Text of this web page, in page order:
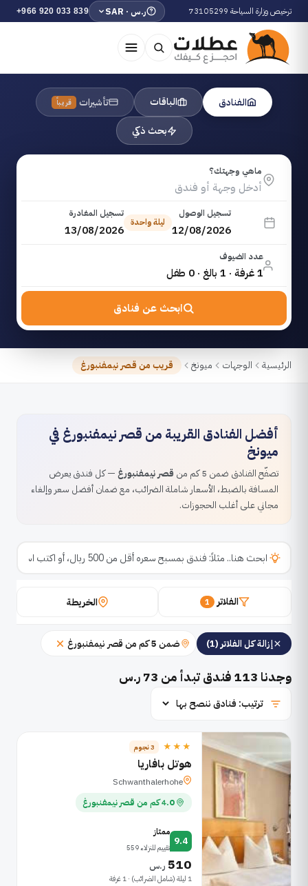
ترخيص وزارة السياحة 73105299 ر.س · SAR +966 920 033 839
الفنادق الباقات تأشيرات قريباً
بحث ذكي
ماهي وجهتك؟
تسجيل الوصول
12/08/2026
ليلة واحدة
تسجيل المغادرة
13/08/2026
عدد الضيوف
1 غرفة · 1 بالغ · 0 طفل
ابحث عن فنادق
الرئيسية الوجهات ميونخ قريب من قصر نيمفنبورغ
أفضل الفنادق القريبة من قصر نيمفنبورغ في
ميونخ
تصفّح الفنادق ضمن 5 كم من قصر نيمفنبورغ— كل فندق يعرض
المسافة بالضبط، الأسعار شاملة الضرائب، مع ضمان أفضل سعر وإلغاء
مجاني على أغلب الحجوزات.
الفلاتر 1 الخريطة
إزالة كل الفلاتر (1) ضمن 5 كم من قصر نيمفنبورغ
وجدنا 113فندق تبدأ من 73 ر.س
★★★ 3 نجوم
هوتل بافاريا
Schwanthalerhohe
4.0 كم من قصر نيمفنبورغ
9.4
ممتاز
تقييم للنزلاء 559
510 ر.س
1 ليلة (شامل الضرائب) · 1 غرفة